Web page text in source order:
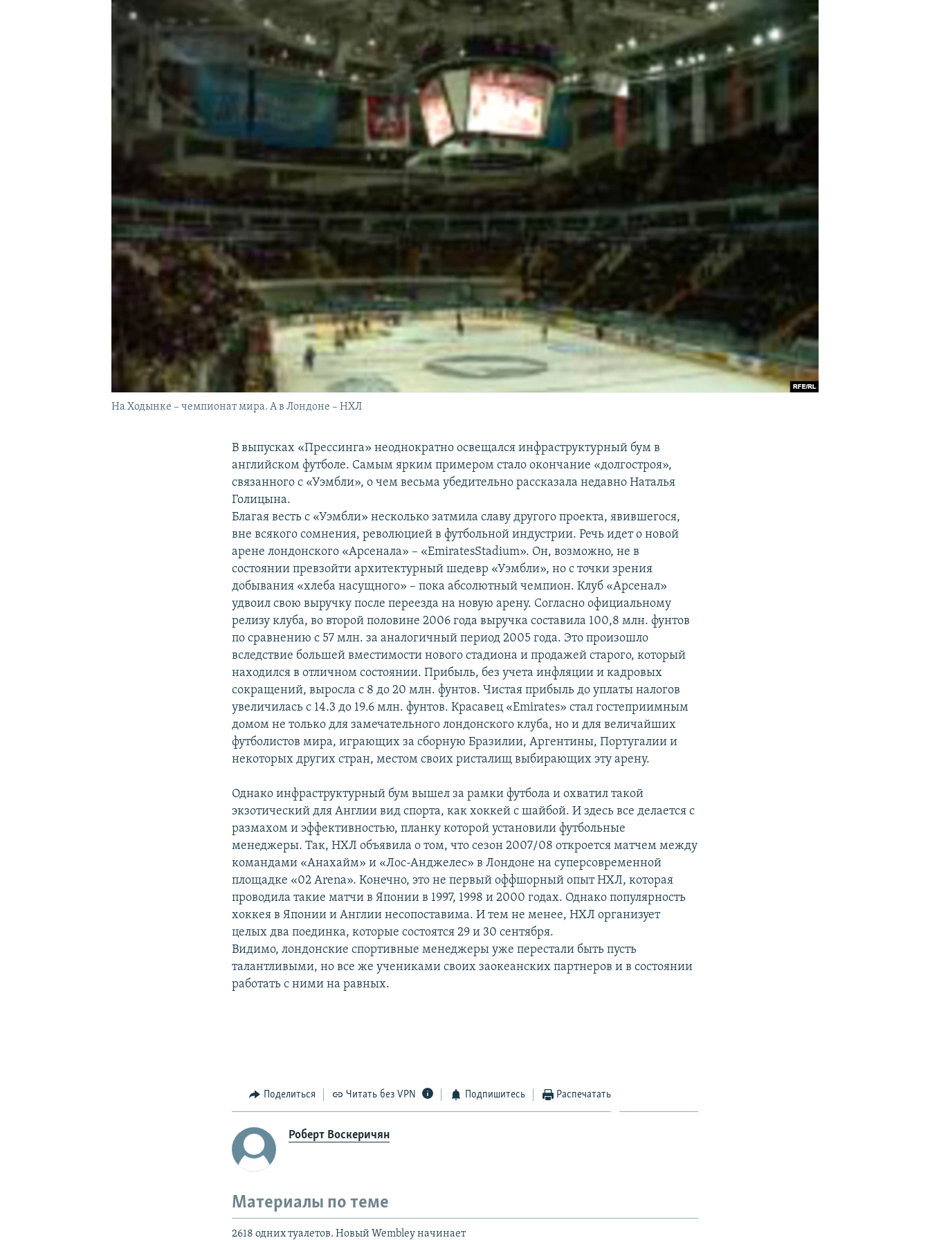
ПОДПИШИТЕСЬ НА РАССЫЛКУ
На Ходынке – чемпионат мира. А в Лондоне – НХЛ
В выпусках «Прессинга» неоднократно освещался инфраструктурный бум в
английском футболе. Самым ярким примером стало окончание «долгостроя»,
связанного с «Уэмбли», о чем весьма убедительно рассказала недавно Наталья
Голицына.
Благая весть с «Уэмбли» несколько затмила славу другого проекта, явившегося,
вне всякого сомнения, революцией в футбольной индустрии. Речь идет о новой
арене лондонского «Арсенала» – «EmiratesStadium». Он, возможно, не в
состоянии превзойти архитектурный шедевр «Уэмбли», но с точки зрения
добывания «хлеба насущного» – пока абсолютный чемпион. Клуб «Арсенал»
удвоил свою выручку после переезда на новую арену. Согласно официальному
релизу клуба, во второй половине 2006 года выручка составила 100,8 млн. фунтов
по сравнению с 57 млн. за аналогичный период 2005 года. Это произошло
вследствие большей вместимости нового стадиона и продажей старого, который
находился в отличном состоянии. Прибыль, без учета инфляции и кадровых
сокращений, выросла с 8 до 20 млн. фунтов. Чистая прибыль до уплаты налогов
увеличилась с 14.3 до 19.6 млн. фунтов. Красавец «Emirates» стал гостеприимным
домом не только для замечательного лондонского клуба, но и для величайших
футболистов мира, играющих за сборную Бразилии, Аргентины, Португалии и
некоторых других стран, местом своих ристалищ выбирающих эту арену.
Однако инфраструктурный бум вышел за рамки футбола и охватил такой
экзотический для Англии вид спорта, как хоккей с шайбой. И здесь все делается с
размахом и эффективностью, планку которой установили футбольные
менеджеры. Так, НХЛ объявила о том, что сезон 2007/08 откроется матчем между
командами «Анахайм» и «Лос-Анджелес» в Лондоне на суперсовременной
площадке «02 Arena». Конечно, это не первый оффшорный опыт НХЛ, которая
проводила такие матчи в Японии в 1997, 1998 и 2000 годах. Однако популярность
хоккея в Японии и Англии несопоставима. И тем не менее, НХЛ организует
целых два поединка, которые состоятся 29 и 30 сентября.
Видимо, лондонские спортивные менеджеры уже перестали быть пусть
талантливыми, но все же учениками своих заокеанских партнеров и в состоянии
работать с ними на равных.
Поделиться Читать без VPN Подпишитесь Распечатать
Роберт Воскеричян
Материалы по теме
2618 одних туалетов. Новый Wembley начинает